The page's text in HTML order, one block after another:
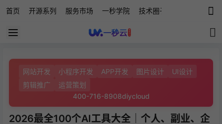
首页 开源系列 服务市场 一秒学院 技术圈子 源
网站开发 小程序开发 APP开发 图片设计
UI设计
剪辑推广
运营策划
400-716-8908diycloud
2026最全100个AI工具大全｜个人、副业、企